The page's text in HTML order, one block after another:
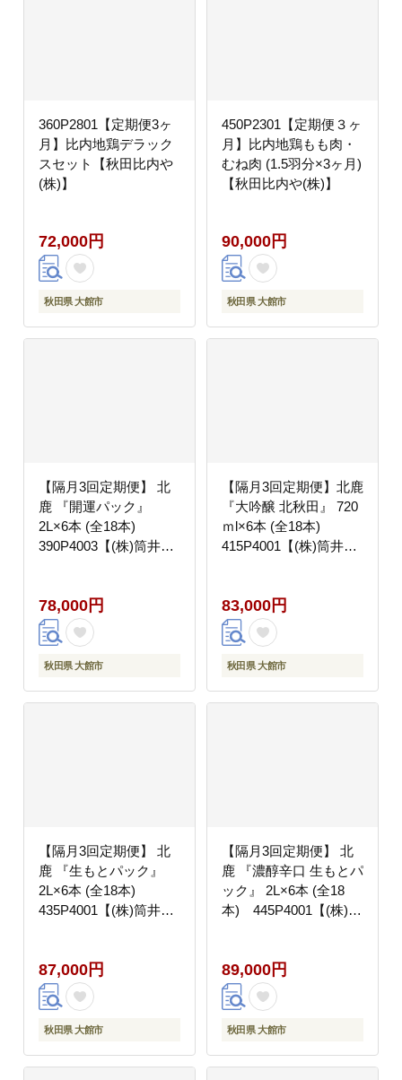
360P2801【定期便3ヶ
月】比内地鶏デラック
スセット【秋田比内や
(株)】
72,000円
秋田県 大館市
450P2301【定期便３ヶ
月】比内地鶏もも肉・
むね肉 (1.5羽分×3ヶ月)
【秋田比内や(株)】
90,000円
秋田県 大館市
【隔月3回定期便】 北
鹿 『開運パック』
2L×6本 (全18本)
390P4003【(株)筒井商
78,000円
秋田県 大館市
【隔月3回定期便】北鹿
『大吟醸 北秋田』 720
ｍl×6本 (全18本)
415P4001【(株)筒井商
83,000円
秋田県 大館市
【隔月3回定期便】 北
鹿 『生もとパック』
2L×6本 (全18本)
435P4001【(株)筒井商
87,000円
秋田県 大館市
【隔月3回定期便】 北
鹿 『濃醇辛口 生もとパ
ック』 2L×6本 (全18
本) 445P4001【(株)筒
89,000円
秋田県 大館市